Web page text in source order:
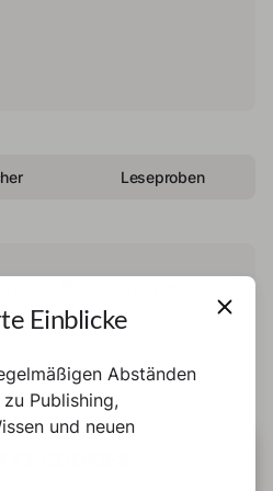
Leseproben
COOKIES
Einblicke
Abständen
Publishing,
und neuen